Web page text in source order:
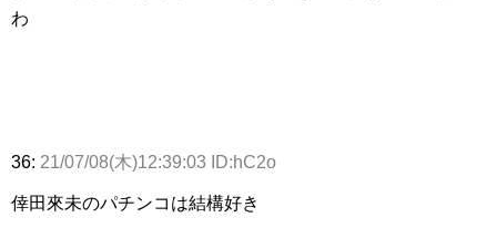
わ
36: 21/07/08(木)12:39:03 ID:hC2o
倖田來未のパチンコは結構好き